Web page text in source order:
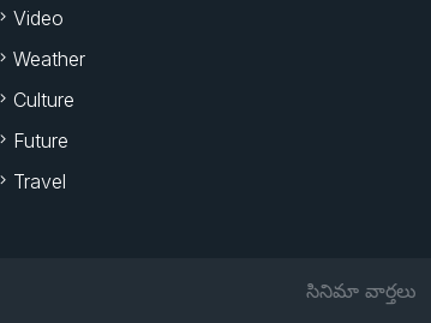
Video
Weather
Culture
Future
Travel
సినిమా వార్తలు